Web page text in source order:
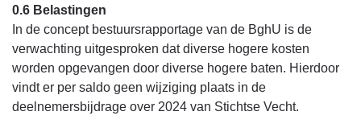
0.6 Belastingen
In de concept bestuursrapportage van de BghU is de
verwachting uitgesproken dat diverse hogere kosten
worden opgevangen door diverse hogere baten. Hierdoor
vindt er per saldo geen wijziging plaats in de
deelnemersbijdrage over 2024 van Stichtse Vecht.